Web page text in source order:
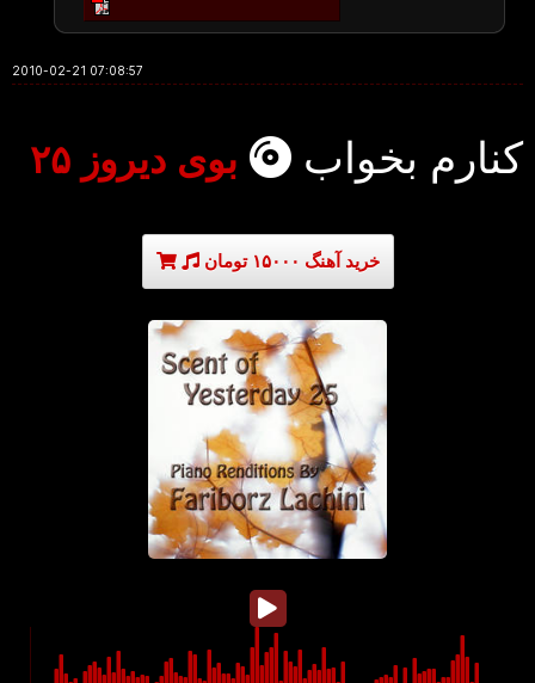
2010-02-21 07:08:57
کنارم بخواب بوی دیروز ۲۵
خرید آهنگ ۱۵۰۰۰ تومان